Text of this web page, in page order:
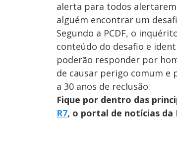
alerta para todos
alguém encontrar um
Segundo a PCDF, o
conteúdo do desafio e
poderão responder por
de causar perigo comum e
a 30 anos de reclusão.
Fique por dentro das
R7, o portal de notícias da